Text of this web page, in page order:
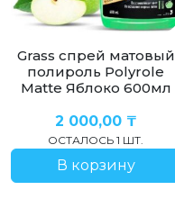
Grass спрей матовый
полироль Polyrole
Matte Яблоко 600мл
2 000,00 ₸
ОСТАЛОСЬ 1 ШТ.
В корзину